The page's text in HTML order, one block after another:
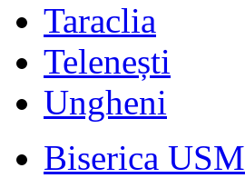
Taraclia
Telenești
Ungheni
Biserica USM